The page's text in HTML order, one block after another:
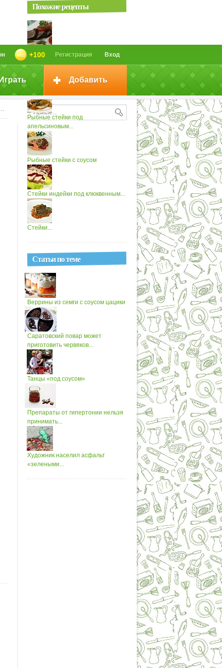
Вход
Регистрация
+100
Добавить
Похожие рецепты
Стейки с соусом
Рыбные стейки под
апельсиновым...
Рыбные стейки с соусом
Стейки индейки под клюквенным...
Стейки...
Статьи по теме
Веррины из семги с соусом цацики
Саратовский повар может
приготовить червяков...
Танцы «под соусом»
Препараты от гипертонии нельзя
принимать...
Художник населил асфальт
«зелеными...